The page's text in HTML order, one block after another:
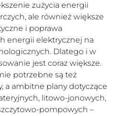
zużycia energii
ale również większe
i poprawa
energii elektrycznej na
Dlatego i w
jest coraz większe.
potrzebne są też
a ambitne plany dotyczące
litowo-jonowych,
pompowych –